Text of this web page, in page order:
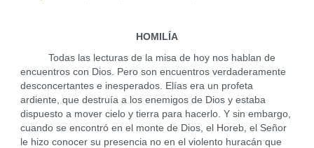
HOMILÍA
Todas las lecturas de la misa de hoy nos hablan de
encuentros con Dios. Pero son encuentros verdaderamente
desconcertantes e inesperados. Elías era un profeta
ardiente, que destruía a los enemigos de Dios y estaba
dispuesto a mover cielo y tierra para hacerlo. Y sin embargo,
cuando se encontró en el monte de Dios, el Horeb, el Señor
le hizo conocer su presencia no en el violento huracán que